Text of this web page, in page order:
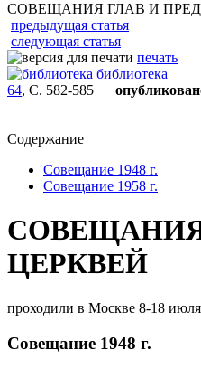
СОВЕЩАНИЯ ГЛАВ И
предыдущая статья
следующая статья
печать
библиотека
64, С. 582-585
Содержание
Совещание 1948 г.
Совещание 1958 г.
ЦЕРКВЕЙ
проходили в Москве 8-18 июля
Совещание 1948 г.